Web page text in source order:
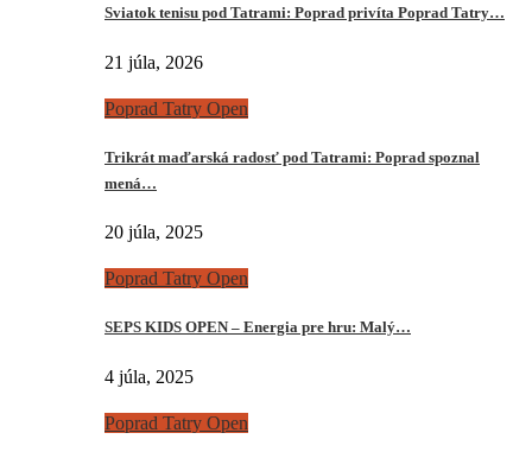
Sviatok tenisu pod Tatrami: Poprad privíta Poprad Tatry…
21 júla, 2026
Poprad Tatry Open
Trikrát maďarská radosť pod Tatrami: Poprad spoznal
mená…
20 júla, 2025
Poprad Tatry Open
SEPS KIDS OPEN – Energia pre hru: Malý…
4 júla, 2025
Poprad Tatry Open